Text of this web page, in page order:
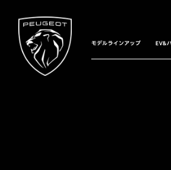
モデルラインアップ EV&